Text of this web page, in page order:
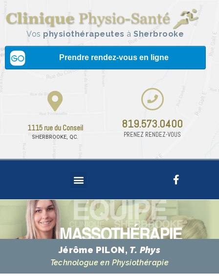
Vos physiothérapeutes àSherbrooke
1115 rue du Conseil
SHERBROOKE, QC.
819.573.0400
PRENEZ RENDEZ-VOUS
Jérôme PILON, T. Phys
Technologue en Physiothérapie